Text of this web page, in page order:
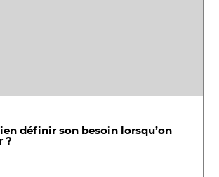
définir son besoin lorsqu’on
?